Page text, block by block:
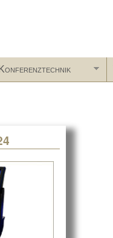
Konferenztechnik